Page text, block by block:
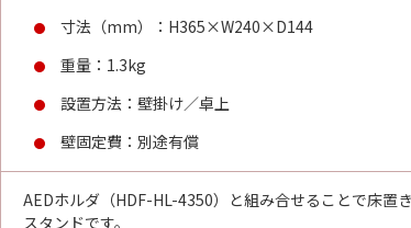
寸法（mm）：H365×W240×D144
重量：1.3kg
設置方法：壁掛け／卓上
壁固定費：別途有償
AEDホルダ（HDF-HL-4350）と組み合せることで床置
スタンドです。